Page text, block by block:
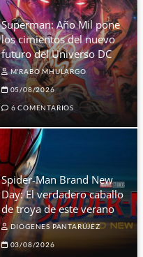
Superman: Año Mil pone
los cimientos del nuevo
futuro del Universo DC
M'RABO MHULARGO
05/08/2026
6 COMENTARIOS
Spider-Man Brand New
Day: El verdadero caballo
de troya de este verano
DIÓGENES PANTARÚJEZ
03/08/2026